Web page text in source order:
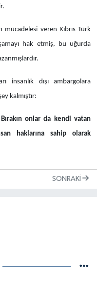
veren Kıbrıs Türk
hak etmiş, bu uğurda
insanlık dışı ambargolara
kalmıştır:
onlar da kendi vatan
haklarına sahip olarak
SONRAKI